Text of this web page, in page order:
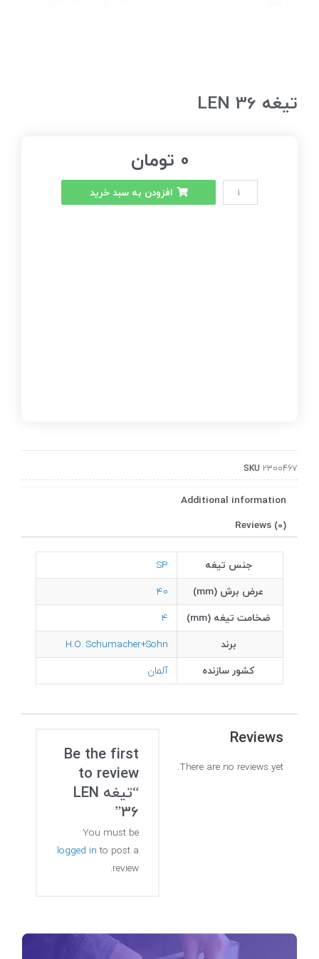
0 تومان
افزودن به سبد خرید
تیغه LEN 36
SKU 2300467
Additional information
Reviews (0)
جنس تیغه
SP
عرض برش (mm)
40
ضخامت تیغه (mm)
4
برند
H.O. Schumacher+Sohn
کشور سازنده
آلمان
Reviews
There are no reviews yet.
Be the first
to review
“تیغه LEN
36”
You must be
logged into post a
review.